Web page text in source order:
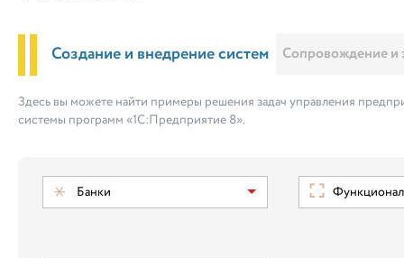
Создание и внедрение систем Сопровождение и
Здесь вы можете найти примеры решения задач управления
системы программ «1С:Предприятие 8».
Банки